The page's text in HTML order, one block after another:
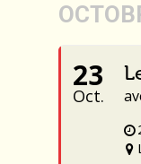
23
Oct.